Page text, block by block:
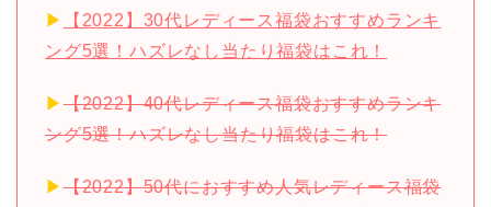
▶︎
【2022】30代レディース福袋おすすめランキ
ング5選！ハズレなし当たり福袋はこれ！
▶︎【2022】40代レディース福袋おすすめランキ
ング5選！ハズレなし当たり福袋はこれ！
▶︎【2022】50代におすすめ人気レディース福袋